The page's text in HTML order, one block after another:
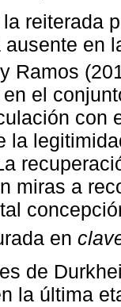
reiterada
ausente en
y Ramos
el
con
la
miras a
en
de
la última